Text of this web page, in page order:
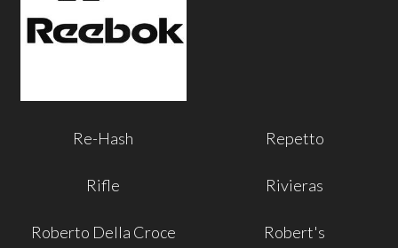
Re-Hash Repetto
Rifle Rivieras
Roberto Della Croce Robert's